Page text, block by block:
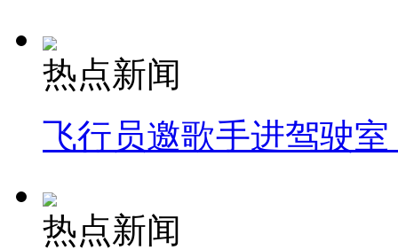
热点新闻
飞行员邀歌手进驾驶
热点新闻